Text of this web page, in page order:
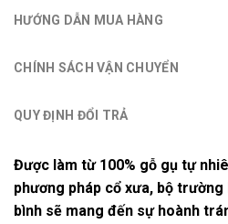
HƯỚNG DẪN MUA HÀNG
CHÍNH SÁCH VẬN CHUYỂN
QUY ĐỊNH ĐỔI TRẢ
Được làm từ 100% gỗ gụ tự
phương pháp cổ xưa, bộ
bình sẽ mang đến sự hoành